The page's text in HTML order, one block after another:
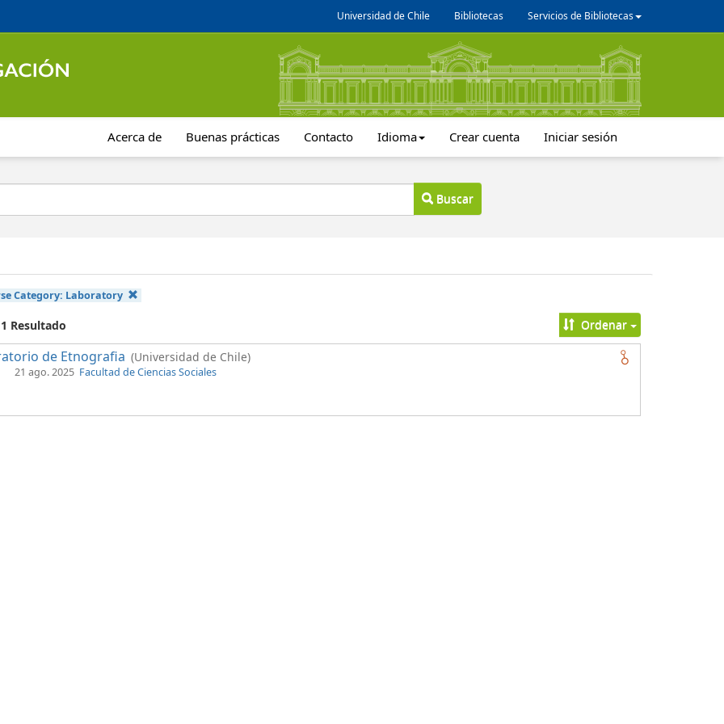
Universidad de Chile Bibliotecas Servicios de Bibliotecas
Acerca de Buenas prácticas Contacto Idioma Crear cuenta Iniciar sesión
Buscar
Category: Laboratory
Resultado Ordenar
de Etnografia (Universidad de Chile)
21 ago. 2025 Facultad de Ciencias Sociales